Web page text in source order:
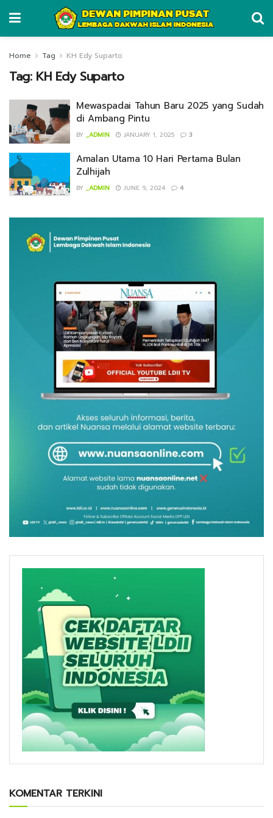
Home Tag KH Edy Suparto
Tag: KH Edy Suparto
Mewaspadai Tahun Baru 2025 yang Sudah
di Ambang Pintu
BY _ADMIN JANUARY 1, 2025 3
Amalan Utama 10 Hari Pertama Bulan
Zulhijah
BY _ADMIN JUNE 9, 2024 4
KOMENTAR TERKINI